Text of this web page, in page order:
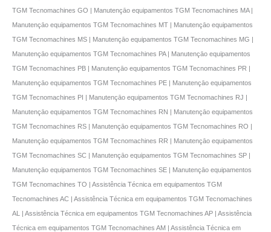
TGM Tecnomachines GO | Manutençāo equipamentos TGM Tecnomachines MA |
Manutençāo equipamentos TGM Tecnomachines MT | Manutençāo equipamentos
TGM Tecnomachines MS | Manutençāo equipamentos TGM Tecnomachines MG |
Manutençāo equipamentos TGM Tecnomachines PA | Manutençāo equipamentos
TGM Tecnomachines PB | Manutençāo equipamentos TGM Tecnomachines PR |
Manutençāo equipamentos TGM Tecnomachines PE | Manutençāo equipamentos
TGM Tecnomachines PI | Manutençāo equipamentos TGM Tecnomachines RJ |
Manutençāo equipamentos TGM Tecnomachines RN | Manutençāo equipamentos
TGM Tecnomachines RS | Manutençāo equipamentos TGM Tecnomachines RO |
Manutençāo equipamentos TGM Tecnomachines RR | Manutençāo equipamentos
TGM Tecnomachines SC | Manutençāo equipamentos TGM Tecnomachines SP |
Manutençāo equipamentos TGM Tecnomachines SE | Manutençāo equipamentos
TGM Tecnomachines TO | Assistência Técnica em equipamentos TGM
Tecnomachines AC | Assistência Técnica em equipamentos TGM Tecnomachines
AL | Assistência Técnica em equipamentos TGM Tecnomachines AP | Assistência
Técnica em equipamentos TGM Tecnomachines AM | Assistência Técnica em